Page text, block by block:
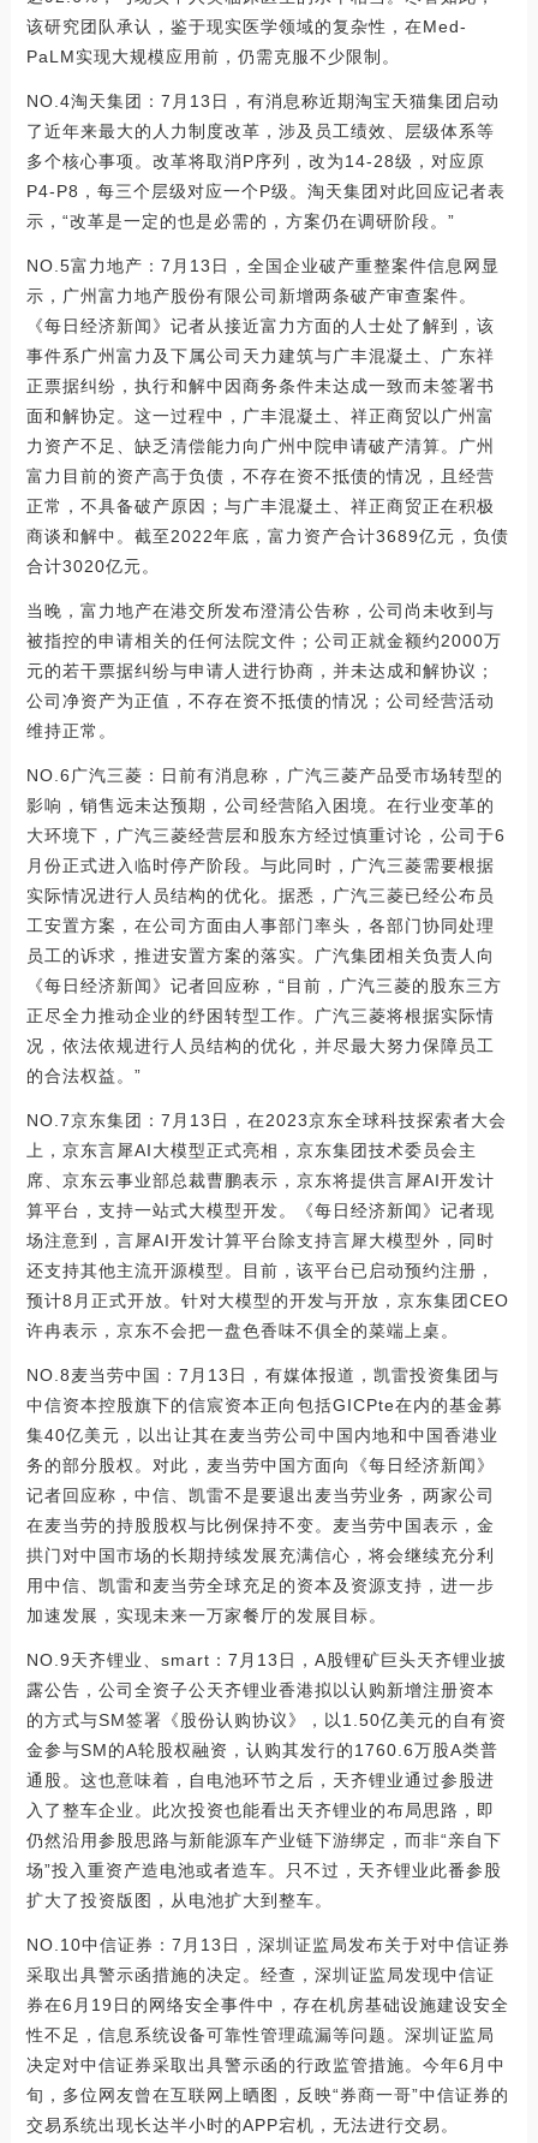
该研究团队承认，鉴于现实医学领域的复杂性，在Med-
PaLM实现大规模应用前，仍需克服不少限制。
NO.4淘天集团：7月13日，有消息称近期淘宝天猫集团启动
了近年来最大的人力制度改革，涉及员工绩效、层级体系等
多个核心事项。改革将取消P序列，改为14-28级，对应原
P4-P8，每三个层级对应一个P级。淘天集团对此回应记者表
示，“改革是一定的也是必需的，方案仍在调研阶段。”
NO.5富力地产：7月13日，全国企业破产重整案件信息网显
示，广州富力地产股份有限公司新增两条破产审查案件。
《每日经济新闻》记者从接近富力方面的人士处了解到，该
事件系广州富力及下属公司天力建筑与广丰混凝土、广东祥
正票据纠纷，执行和解中因商务条件未达成一致而未签署书
面和解协定。这一过程中，广丰混凝土、祥正商贸以广州富
力资产不足、缺乏清偿能力向广州中院申请破产清算。广州
富力目前的资产高于负债，不存在资不抵债的情况，且经营
正常，不具备破产原因；与广丰混凝土、祥正商贸正在积极
商谈和解中。截至2022年底，富力资产合计3689亿元，负债
合计3020亿元。
当晚，富力地产在港交所发布澄清公告称，公司尚未收到与
被指控的申请相关的任何法院文件；公司正就金额约2000万
元的若干票据纠纷与申请人进行协商，并未达成和解协议；
公司净资产为正值，不存在资不抵债的情况；公司经营活动
维持正常。
NO.6广汽三菱：日前有消息称，广汽三菱产品受市场转型的
影响，销售远未达预期，公司经营陷入困境。在行业变革的
大环境下，广汽三菱经营层和股东方经过慎重讨论，公司于6
月份正式进入临时停产阶段。与此同时，广汽三菱需要根据
实际情况进行人员结构的优化。据悉，广汽三菱已经公布员
工安置方案，在公司方面由人事部门率头，各部门协同处理
员工的诉求，推进安置方案的落实。广汽集团相关负责人向
《每日经济新闻》记者回应称，“目前，广汽三菱的股东三方
正尽全力推动企业的纾困转型工作。广汽三菱将根据实际情
况，依法依规进行人员结构的优化，并尽最大努力保障员工
的合法权益。”
NO.7京东集团：7月13日，在2023京东全球科技探索者大会
上，京东言犀AI大模型正式亮相，京东集团技术委员会主
席、京东云事业部总裁曹鹏表示，京东将提供言犀AI开发计
算平台，支持一站式大模型开发。《每日经济新闻》记者现
场注意到，言犀AI开发计算平台除支持言犀大模型外，同时
还支持其他主流开源模型。目前，该平台已启动预约注册，
预计8月正式开放。针对大模型的开发与开放，京东集团CEO
许冉表示，京东不会把一盘色香味不俱全的菜端上桌。
NO.8麦当劳中国：7月13日，有媒体报道，凯雷投资集团与
中信资本控股旗下的信宸资本正向包括GICPte在内的基金募
集40亿美元，以出让其在麦当劳公司中国内地和中国香港业
务的部分股权。对此，麦当劳中国方面向《每日经济新闻》
记者回应称，中信、凯雷不是要退出麦当劳业务，两家公司
在麦当劳的持股股权与比例保持不变。麦当劳中国表示，金
拱门对中国市场的长期持续发展充满信心，将会继续充分利
用中信、凯雷和麦当劳全球充足的资本及资源支持，进一步
加速发展，实现未来一万家餐厅的发展目标。
NO.9天齐锂业、smart：7月13日，A股锂矿巨头天齐锂业披
露公告，公司全资子公天齐锂业香港拟以认购新增注册资本
的方式与SM签署《股份认购协议》，以1.50亿美元的自有资
金参与SM的A轮股权融资，认购其发行的1760.6万股A类普
通股。这也意味着，自电池环节之后，天齐锂业通过参股进
入了整车企业。此次投资也能看出天齐锂业的布局思路，即
仍然沿用参股思路与新能源车产业链下游绑定，而非“亲自下
场”投入重资产造电池或者造车。只不过，天齐锂业此番参股
扩大了投资版图，从电池扩大到整车。
NO.10中信证券：7月13日，深圳证监局发布关于对中信证券
采取出具警示函措施的决定。经查，深圳证监局发现中信证
券在6月19日的网络安全事件中，存在机房基础设施建设安全
性不足，信息系统设备可靠性管理疏漏等问题。深圳证监局
决定对中信证券采取出具警示函的行政监管措施。今年6月中
旬，多位网友曾在互联网上晒图，反映“券商一哥”中信证券的
交易系统出现长达半小时的APP宕机，无法进行交易。